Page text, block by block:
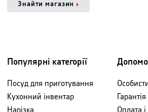
Знайти магазин
Популярні категорії
Посуд для приготування
Кухонний інвентар
Нарізка
Оплата